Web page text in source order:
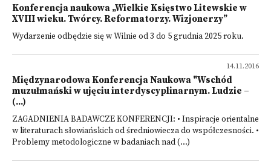
Konferencja naukowa „Wielkie Księstwo Litewskie w
XVIII wieku. Twórcy. Reformatorzy. Wizjonerzy”
Wydarzenie odbędzie się w Wilnie od 3 do 5 grudnia 2025 roku.
14.11.2016
Międzynarodowa Konferencja Naukowa "Wschód
muzułmański w ujęciu interdyscyplinarnym. Ludzie –
(...)
ZAGADNIENIA BADAWCZE KONFERENCJI: • Inspiracje orientalne
w literaturach słowiańskich od średniowiecza do współczesności. •
Problemy metodologiczne w badaniach nad (...)